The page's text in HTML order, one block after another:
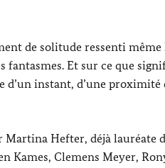
de solitude ressenti même
fantasmes. Et sur ce que
d’un instant, d’une proximité
Martina Hefter, déjà lauréate
Kames, Clemens Meyer,